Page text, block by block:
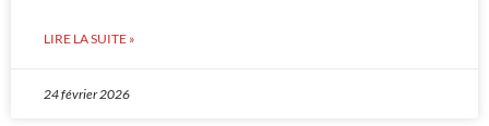
LIRE LA SUITE »
24 février 2026